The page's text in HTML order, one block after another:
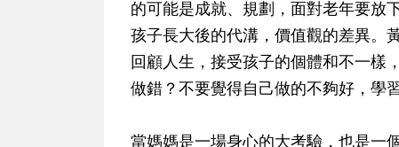
的可能是成就、規劃，面對老年要放
孩子長大後的代溝，價值觀的差異。
回顧人生，接受孩子的個體和不一樣
做錯？不要覺得自己做的不夠好，學
當媽媽是一場身心的大考驗，也是一